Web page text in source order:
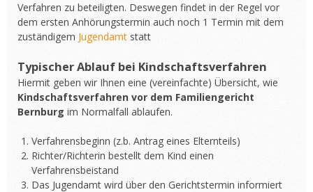
Verfahren zu beteiligten. Deswegen findet in der Regel vor
dem ersten Anhörungstermin auch noch 1 Termin mit dem
zuständigem Jugendamt statt
Typischer Ablauf bei Kindschaftsverfahren
Hiermit geben wir Ihnen eine (vereinfachte) Übersicht, wie
Kindschaftsverfahren vor dem Familiengericht
Bernburg im Normalfall ablaufen.
Verfahrensbeginn (z.b. Antrag eines Elternteils)
Richter/Richterin bestellt dem Kind einen
Verfahrensbeistand
Das Jugendamt wird über den Gerichtstermin informiert